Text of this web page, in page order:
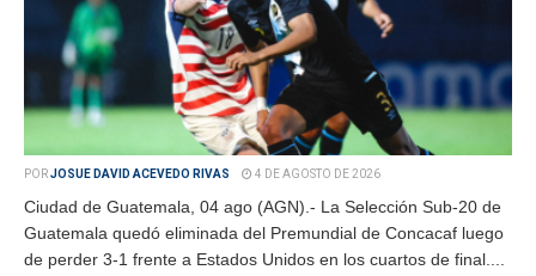
PORJOSUE DAVID ACEVEDO RIVAS 4 DE AGOSTO DE 2026
Ciudad de Guatemala, 04 ago (AGN).- La Selección Sub-20 de
Guatemala quedó eliminada del Premundial de Concacaf luego
de perder 3-1 frente a Estados Unidos en los cuartos de final....